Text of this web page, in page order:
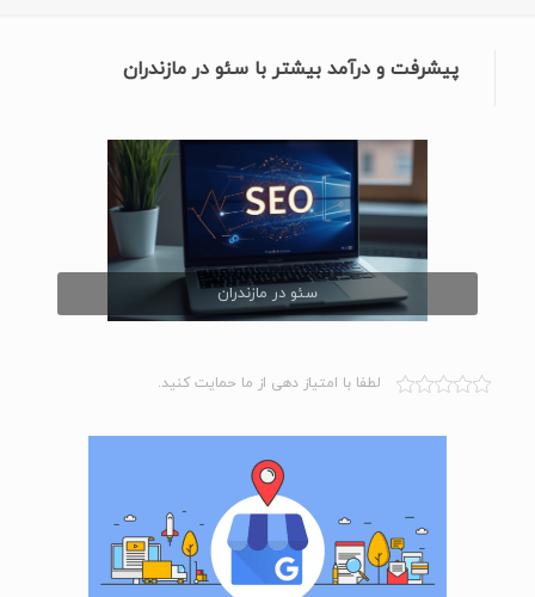
پیشرفت و درآمد بیشتر با سئو در مازندران
سئو در مازندران
لطفا با امتیاز دهی از ما حمایت کنید.